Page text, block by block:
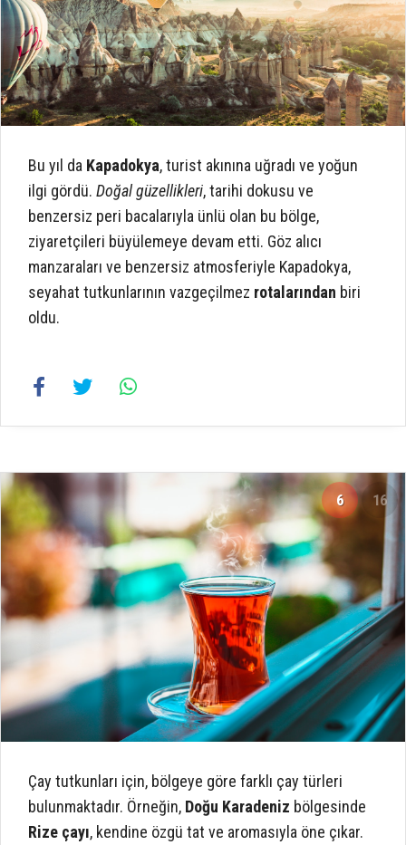
Bu yıl da Kapadokya, turist akınına uğradı ve yoğun
ilgi gördü. Doğal güzellikleri, tarihi dokusu ve
benzersiz peri bacalarıyla ünlü olan bu bölge,
ziyaretçileri büyülemeye devam etti. Göz alıcı
manzaraları ve benzersiz atmosferiyle Kapadokya,
seyahat tutkunlarının vazgeçilmez rotalarından biri
oldu.
6 16
Çay tutkunları için, bölgeye göre farklı çay türleri
bulunmaktadır. Örneğin, Doğu Karadeniz bölgesinde
Rize çayı, kendine özgü tat ve aromasıyla öne çıkar.